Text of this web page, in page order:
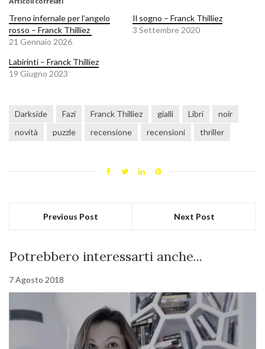
Treno infernale per l’angelo
rosso – Franck Thilliez
21 Gennaio 2026
Il sogno – Franck Thilliez
3 Settembre 2020
Labirinti – Franck Thilliez
19 Giugno 2023
Darkside Fazi Franck Thilliez gialli Libri
noir
novità
puzzle recensione recensioni thriller
Previous Post Next Post
Potrebbero interessarti anche...
7 Agosto 2018